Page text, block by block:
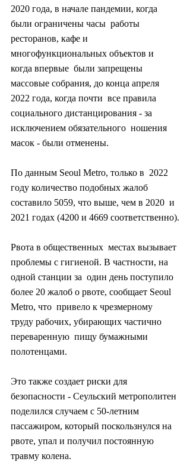
2020 года, в начале пандемии, когда
были ограничены часы  работы
ресторанов, кафе и
многофункциональных объектов и
когда впервые  были запрещены
массовые собрания, до конца апреля
2022 года, когда почти  все правила
социального дистанцирования - за
исключением обязательного  ношения
масок - были отменены.
По данным Seoul Metro, только в  2022
году количество подобных жалоб
составило 5059, что выше, чем в 2020  и
2021 годах (4200 и 4669 соответственно).
Рвота в общественных  местах вызывает
проблемы с гигиеной. В частности, на
одной станции за  один день поступило
более 20 жалоб о рвоте, сообщает Seoul
Metro, что  привело к чрезмерному
труду рабочих, убирающих частично
переваренную  пищу бумажными
полотенцами.
Это также создает риски для
безопасности - Сеульский метрополитен
поделился случаем с 50-летним
пассажиром, который поскользнулся на
рвоте, упал и получил постоянную
травму колена.